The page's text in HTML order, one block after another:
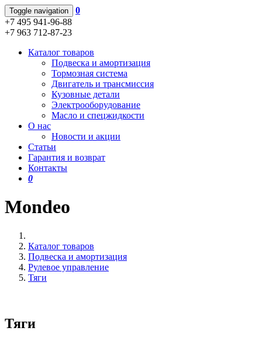
Toggle navigation
0
+7 495 941-96-88
+7 963 712-87-23
Каталог товаров
Подвеска и амортизация
Тормозная система
Двигатель и трансмиссия
Кузовные детали
Электрооборудование
Масло и спецжидкости
О нас
Новости и акции
Статьи
Гарантия и возврат
Контакты
0
Mondeo
Каталог товаров
Подвеска и амортизация
Рулевое управление
Тяги
Тяги